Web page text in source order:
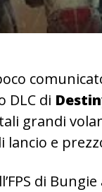
DLC di
grandi
lancio e
di